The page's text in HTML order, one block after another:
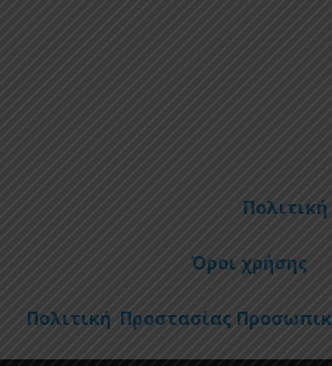
Όροι χρήσης
Πολιτική Προστασίας